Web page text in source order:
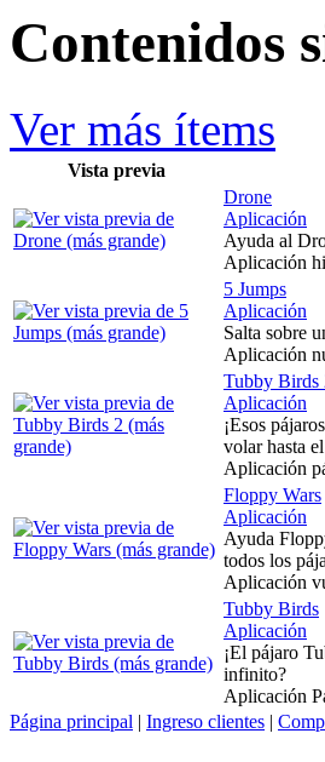
Contenidos
Ver más ítems
Vista previa
Drone
Aplicación
Ayuda al
Aplicación
5 Jumps
Aplicación
Salta sobre
Aplicación
Tubby Birds
Aplicación
¡Esos
volar hasta
Aplicación
Floppy Wars
Aplicación
Ayuda
todos los
Aplicación
Tubby Birds
Aplicación
¡El pájaro
infinito?
Aplicación
Página principal | Ingreso clientes |